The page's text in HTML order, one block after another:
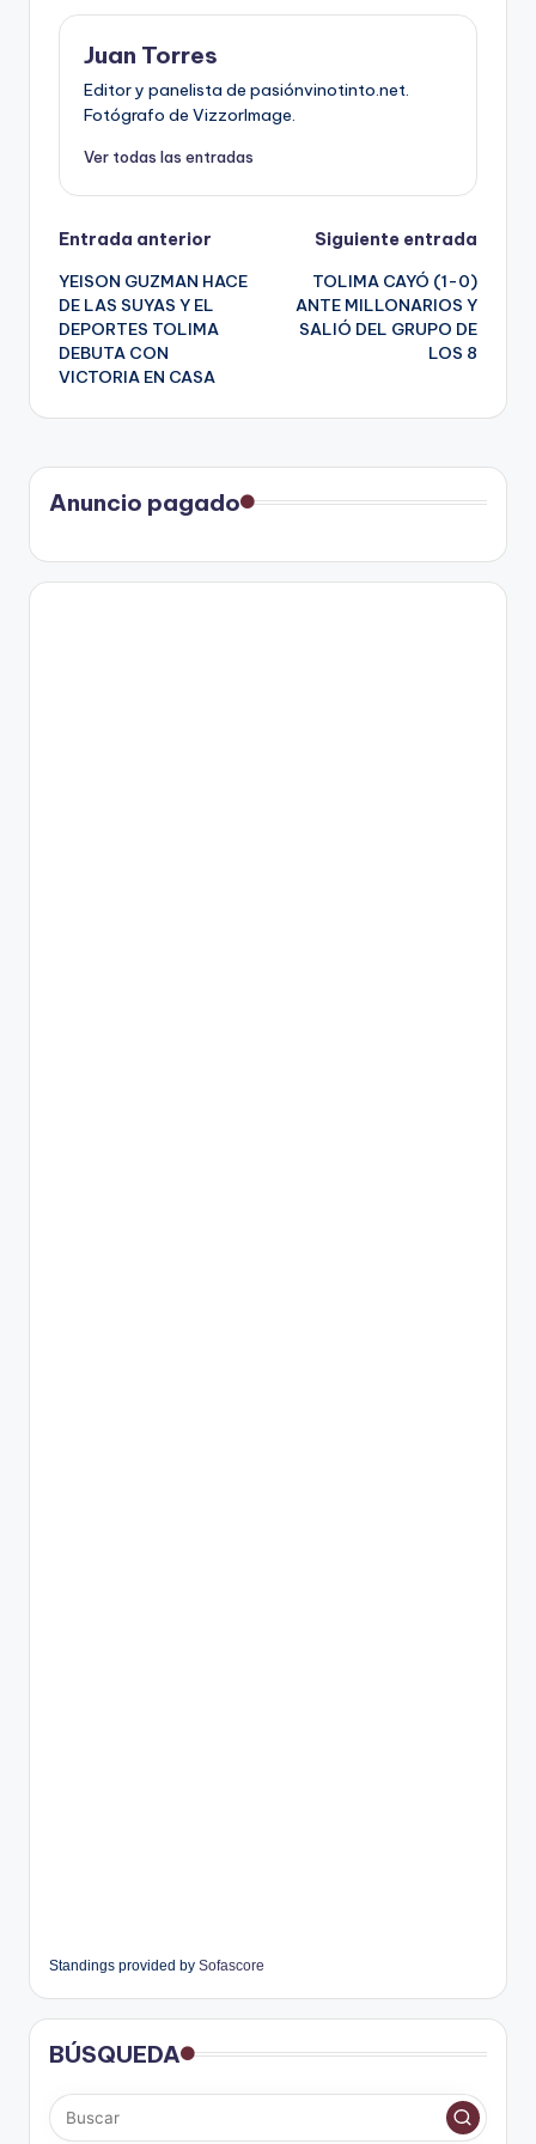
Juan Torres
Editor y panelista de pasiónvinotinto.net.
Fotógrafo de VizzorImage.
Ver todas las entradas
Navegación
de
entradas
Entrada anterior
YEISON GUZMAN HACE
DE LAS SUYAS Y EL
DEPORTES TOLIMA
DEBUTA CON
VICTORIA EN CASA
Siguiente entrada
TOLIMA CAYÓ (1-0)
ANTE MILLONARIOS Y
SALIÓ DEL GRUPO DE
LOS 8
Anuncio pagado
Standings provided by Sofascore
BÚSQUEDA